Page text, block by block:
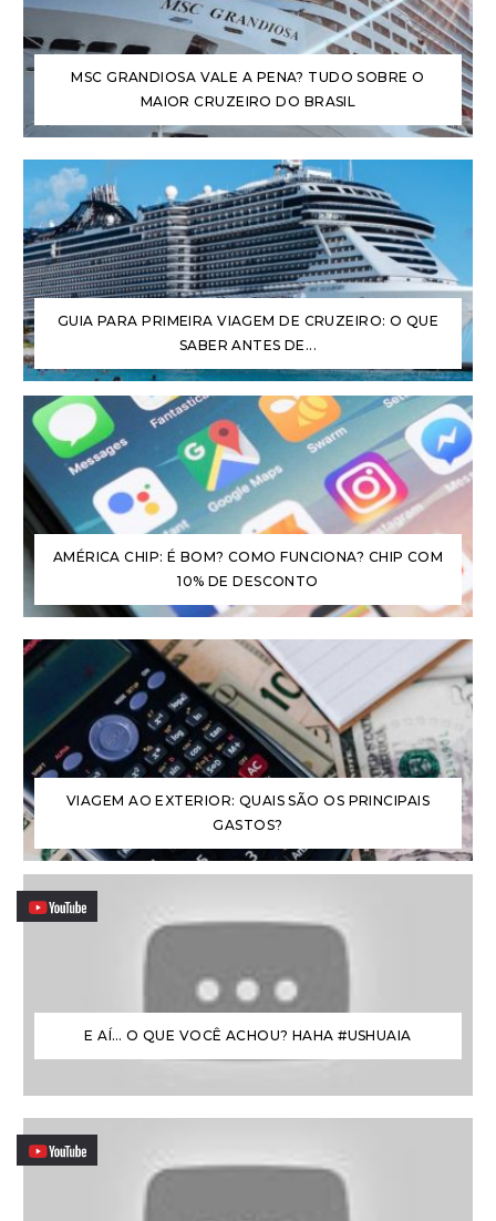
MSC GRANDIOSA VALE A PENA? TUDO SOBRE O
MAIOR CRUZEIRO DO BRASIL
GUIA PARA PRIMEIRA VIAGEM DE CRUZEIRO: O QUE
SABER ANTES DE...
AMÉRICA CHIP: É BOM? COMO FUNCIONA? CHIP COM
10% DE DESCONTO
VIAGEM AO EXTERIOR: QUAIS SÃO OS PRINCIPAIS
GASTOS?
E AÍ… O QUE VOCÊ ACHOU? HAHA #USHUAIA